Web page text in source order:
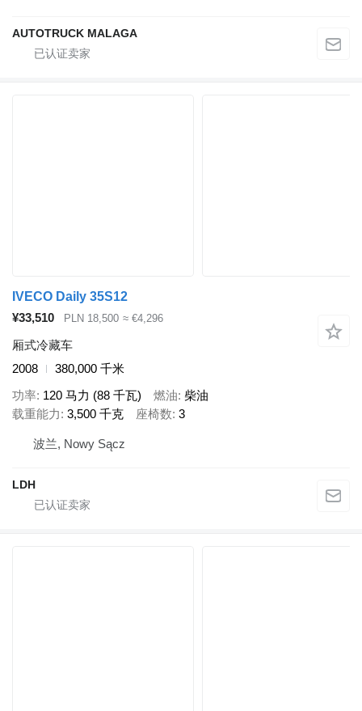
AUTOTRUCK MALAGA
IVECO Daily 35S12
¥33,510
PLN 18,500 ≈ €4,296
厢式冷藏车
2008
380,000 千米
功率 120 马力 (88 千瓦) 燃油 柴油
载重能力 3,500 千克 座椅数 3
波兰, Nowy Sącz
LDH